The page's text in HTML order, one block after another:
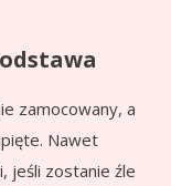
zamocowany, a
Nawet
jeśli zostanie źle